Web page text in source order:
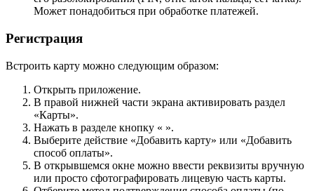
Может понадобиться при обработке платежей.
Регистрация
Встроить карту можно следующим образом:
Открыть приложение.
В правой нижней части экрана активировать раздел
«Карты».
Нажать в разделе кнопку « ».
Выберите действие «Добавить карту» или «Добавить
способ оплаты».
В открывшемся окне можно ввести реквизиты вручную
или просто сфотографировать лицевую часть карты.